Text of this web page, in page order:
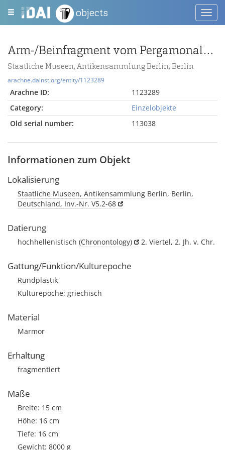
objects
Arm-/Beinfragment vom Pergamonaltar (Rundplastik oder Relief); Berlin:Relief / Statue (?), Arm, Fragment
Staatliche Museen, Antikensammlung Berlin, Berlin
arachne.dainst.org/entity/1123289
Arachne ID:
1123289
Category:
Einzelobjekte
Old serial number:
113038
Informationen zum Objekt
Lokalisierung
Staatliche Museen, Antikensammlung Berlin, Berlin,
Deutschland, Inv.-Nr. V5.2-68
Datierung
hochhellenistisch (Chronontology) 2. Viertel, 2. Jh. v. Chr.
Gattung/Funktion/Kulturepoche
Rundplastik
Kulturepoche: griechisch
Material
Marmor
Erhaltung
fragmentiert
Maße
Breite: 15 cm
Höhe: 16 cm
Tiefe: 16 cm
Gewicht: 8000 g